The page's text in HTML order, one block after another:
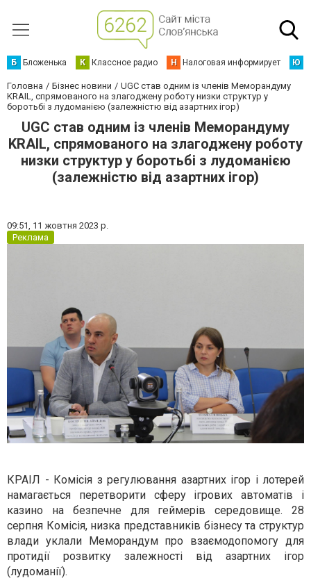
Б Бложенька К Классное радио Н Налоговая информирует Ю
Головна Бізнес новини
UGC став одним із членів Меморандуму
KRAIL, спрямованого на злагоджену роботу низки структур у
боротьбі з лудоманією (залежністю від азартних ігор)
UGC став одним із членів Меморандуму
KRAIL, спрямованого на злагоджену роботу
низки структур у боротьбі з лудоманією
(залежністю від азартних ігор)
09:51, 11 жовтня 2023 р.
Реклама
КРАІЛ - Комісія з регулювання азартних ігор і лотерей
намагається перетворити сферу ігрових автоматів і
казино на безпечне для геймерів середовище. 28
серпня Комісія, низка представників бізнесу та структур
влади уклали Меморандум про взаємодопомогу для
протидії розвитку залежності від азартних ігор
(лудоманії).